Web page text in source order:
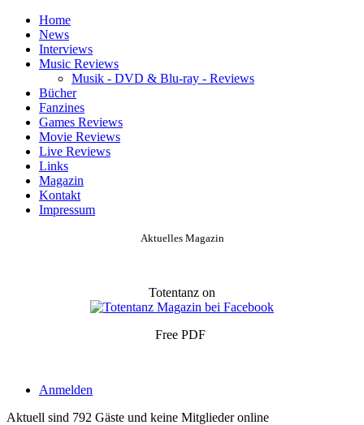
Home
News
Interviews
Music Reviews
Musik - DVD & Blu-ray - Reviews
Bücher
Fanzines
Games Reviews
Movie Reviews
Live Reviews
Links
Magazin
Kontakt
Impressum
Aktuelles Magazin
Totentanz on
Free PDF
Anmelden
Aktuell sind 792 Gäste und keine Mitglieder online